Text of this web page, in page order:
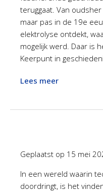
teruggaat. Van
maar pas in de 19e
elektrolyse ontdekt,
mogelijk werd. Daar is
Keerpunt in
Lees meer
Geplaatst op 15 mei
In een wereld waarin
doordringt, is het